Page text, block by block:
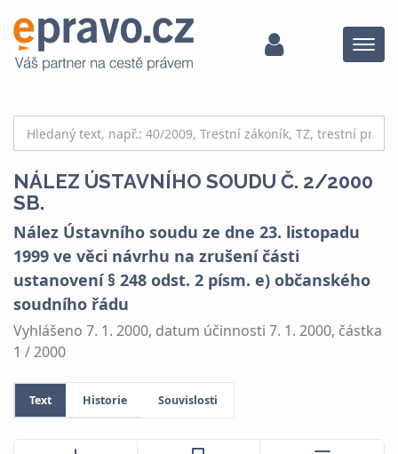
Menu
NÁLEZ ÚSTAVNÍHO SOUDU Č. 2/2000
SB.
Nález Ústavního soudu ze dne 23. listopadu
1999 ve věci návrhu na zrušení části
ustanovení § 248 odst. 2 písm. e) občanského
soudního řádu
Vyhlášeno 7. 1. 2000, datum účinnosti 7. 1. 2000, částka
1 / 2000
Text Historie Souvislosti